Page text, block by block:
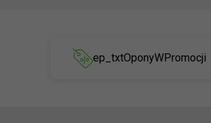
ep_txtOponyWPromocji